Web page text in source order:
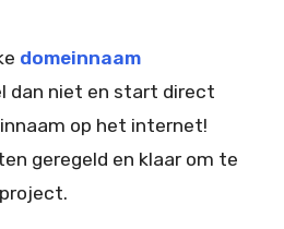
domeinnaam
dan niet en start direct
op het internet!
geregeld en klaar om te